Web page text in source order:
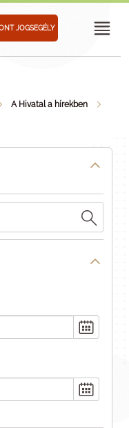
JOGSEGÉLY
A Hivatal a hírekben